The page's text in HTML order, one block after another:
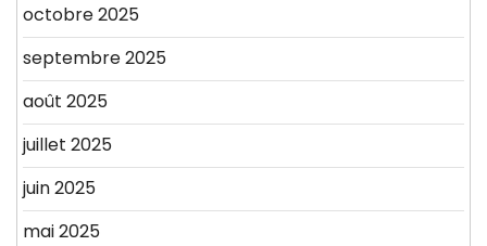
octobre 2025
septembre 2025
août 2025
juillet 2025
juin 2025
mai 2025